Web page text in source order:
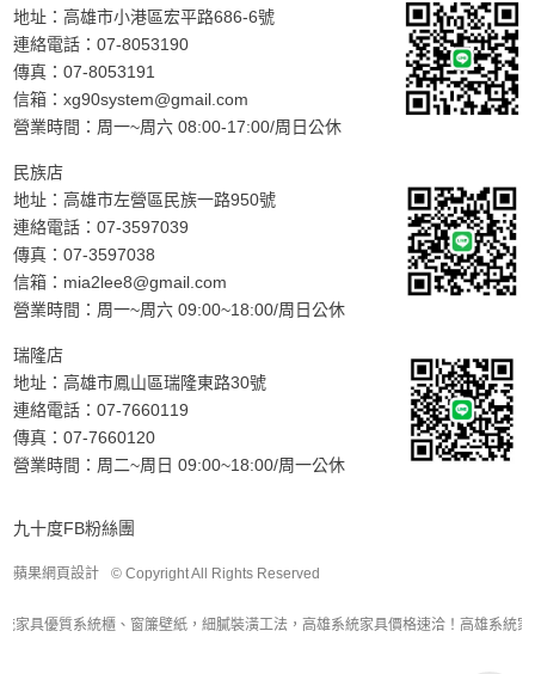
地址：高雄市小港區宏平路686-6號
連絡電話：07-8053190
傳真：07-8053191
信箱：xg90system@gmail.com
營業時間：周一~周六 08:00-17:00/周日公休
民族店
地址：高雄市左營區民族一路950號
連絡電話：07-3597039
傳真：07-3597038
信箱： mia2lee8@gmail.com
營業時間：周一~周六 09:00~18:00/周日公休
瑞隆店
地址：高雄市鳳山區瑞隆東路30號
連絡電話：07-7660119
傳真：07-7660120
營業時間：周二~周日 09:00~18:00/周一公休
九十度FB粉絲團
蘋果網頁設計 © Copyright All Rights Reserved
家具優質系統櫃、窗簾壁紙，細膩裝潢工法，高雄系統家具價格速洽！高雄系統